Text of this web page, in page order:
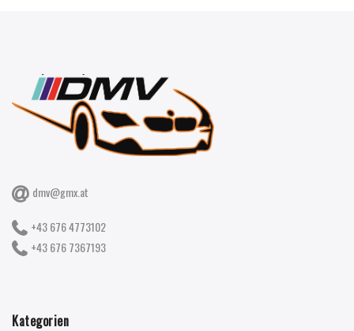
dmv@gmx.at
+43 676 4773102
+43 676 7367193
Kategorien